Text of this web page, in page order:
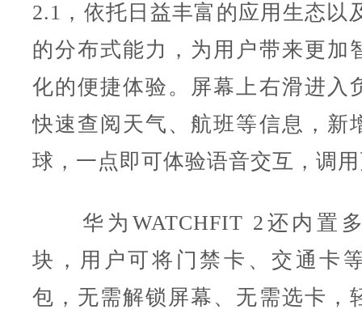
2.1，依托日益丰富的应用生态以
的分布式能力，为用户带来更加
化的便捷体验。屏幕上右滑进入
快速查阅天气、航班等信息，新
球，一点即可体验语音交互，调
华为WATCHFIT 2还内置多
块，用户可将门禁卡、交通卡
包，无需解锁屏幕、无需选卡，